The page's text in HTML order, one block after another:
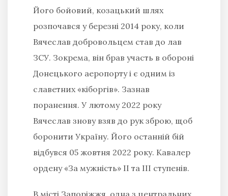
Його бойовий, козацький шлях
розпочався у березні 2014 року, коли
Вячеслав добровольцем став до лав
ЗСУ. Зокрема, він брав участь в обороні
Донецького аеропорту і є одним із
славетних «кіборгів». Зазнав
поранення. У лютому 2022 року
Вячеслав знову взяв до рук зброю, щоб
боронити Україну. Його останній бій
відбувся 05 жовтня 2022 року. Кавалер
ордену «За мужність» ІІ та ІІІ ступенів.
В місті Запоріжжя одна з центральних